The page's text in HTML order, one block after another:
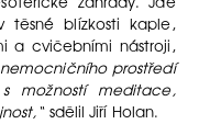
blízkosti kaple,
a cvičebními nástroji,
prostředí
možností meditace,
sdělil Jiří Holan.